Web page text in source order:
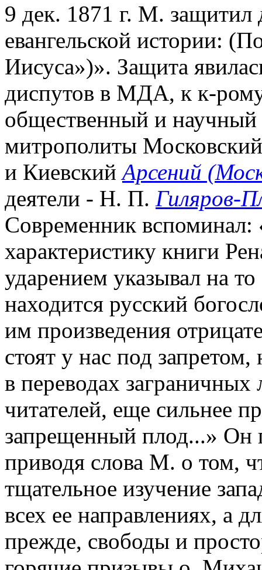
9 дек. 1871 г. М. защитил
евангельской истории:
Иисуса»)». Защита
диспутов в МДА, к к-
общественный и
митрополиты
и КиевскийАрсений
деятели - Н. П. Гиляров-
Современник вспоминал:
характеристику книги
ударением указывал на
находится русский
им произведения
стоят у нас под
в переводах
читателей, еще сильнее
запрещенный плод...» Он
приводя слова М. о том,
тщательное изучение
всех ее направлениях, а
прежде, свободы и